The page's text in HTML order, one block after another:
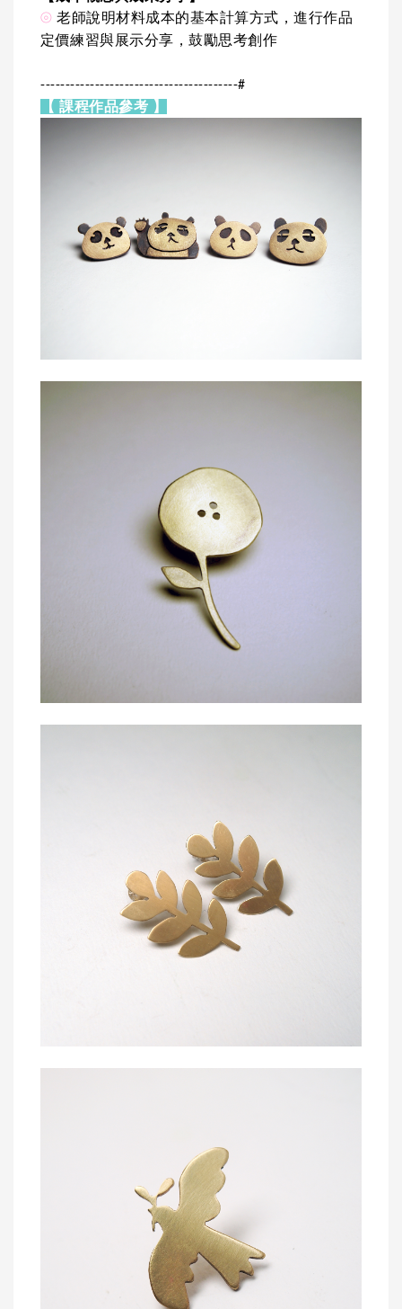
⦾ 老師說明材料成本的基本計算方式，進行作品
定價練習與展示分享，鼓勵思考創作
----------------------------------------#
【 課程作品參考 】